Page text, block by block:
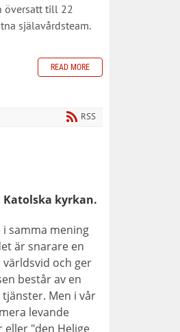
översatt till 22
själavårdsteam.
READ MORE
RSS
Katolska kyrkan.
samma mening
är snarare en
och ger
består av en
Men i vår
levande
eller "den Helige